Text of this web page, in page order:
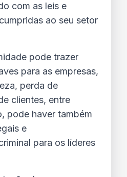
com as leis e
ao seu setor
pode trazer
para as empresas,
perda de
clientes, entre
pode haver também
e
para os líderes